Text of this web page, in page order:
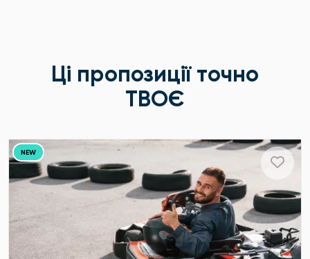
Ці пропозиції точно
ТВОЄ
NEW